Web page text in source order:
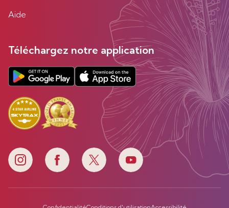
Aide
Téléchargez notre application